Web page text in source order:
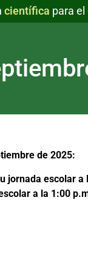
científica para el
de 2025:
jornada escolar a
a la 1:00